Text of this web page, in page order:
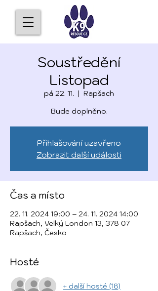
Soustředění
Listopad
pá 22. 11.
  |
Rapšach
Bude doplněno.
Přihlašování uzavřeno
Zobrazit další události
Čas a místo
22. 11. 2024 19:00 – 24. 11. 2024 14:00
Rapšach, Velký London 13, 378 07
Rapšach, Česko
Hosté
+ další hosté (18)